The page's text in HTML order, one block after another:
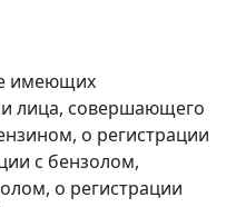
имеющих
лица, совершающего
о регистрации
с бензолом,
о регистрации